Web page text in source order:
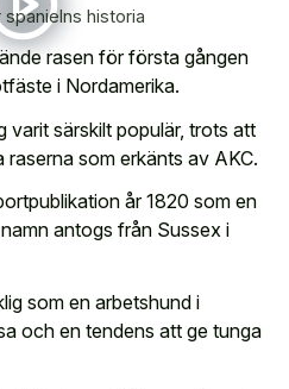
spanielns historia
rasen för första gången
i Nordamerika.
varit särskilt populär, trots att
som erkänts av AKC.
år 1820 som en
antogs från Sussex i
som en arbetshund i
och en tendens att ge tunga